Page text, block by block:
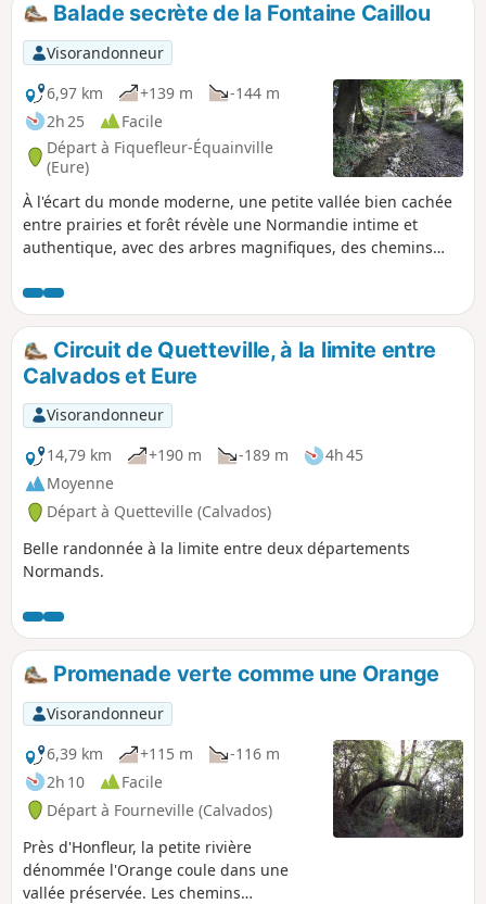
p
Balade secrète de la Fontaine Caillou
Visorandonneur
6,97 km
+139 m
-144 m
2h 25
Facile
Départ à Fiquefleur-Équainville
(Eure)
À l'écart du monde moderne, une petite vallée bien cachée
entre prairies et forêt révèle une Normandie intime et
authentique, avec des arbres magnifiques, des chemins
paysages vallonnés. Cet itinéraire n'est pas balisé, d'où son
nom de "balade secrète": la géolocalisation est donc
conseillée.
Circuit de Quetteville, à la limite entre
Calvados et Eure
Visorandonneur
14,79 km
+190 m -189 m
4h 45
Moyenne
Départ à Quetteville (Calvados)
Belle randonnée à la limite entre deux départements
Normands.
Promenade verte comme une Orange
Visorandonneur
6,39 km
+115 m
-116 m
2h 10
Facile
Départ à Fourneville (Calvados)
Près d'Honfleur, la petite rivière
dénommée l'Orange coule dans une
vallée préservée. Les chemins